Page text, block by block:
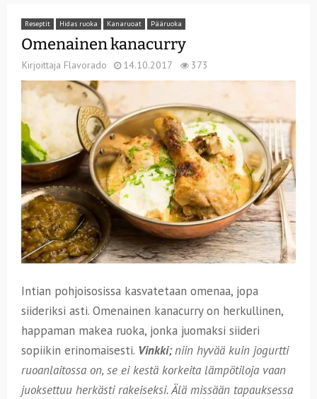
Reseptit Hidas ruoka Kanaruoat Pääruoka
Omenainen kanacurry
Kirjoittaja Flavorado 14.10.2017 373
Intian pohjoisosissa kasvatetaan omenaa, jopa
siideriksi asti. Omenainen kanacurry on herkullinen,
happaman makea ruoka, jonka juomaksi siideri
sopiikin erinomaisesti. Vinkki;niin hyvää kuin jogurtti
ruoanlaitossa on, se ei kestä korkeita lämpötiloja vaan
juoksettuu herkästi rakeiseksi. Älä missään tapauksessa